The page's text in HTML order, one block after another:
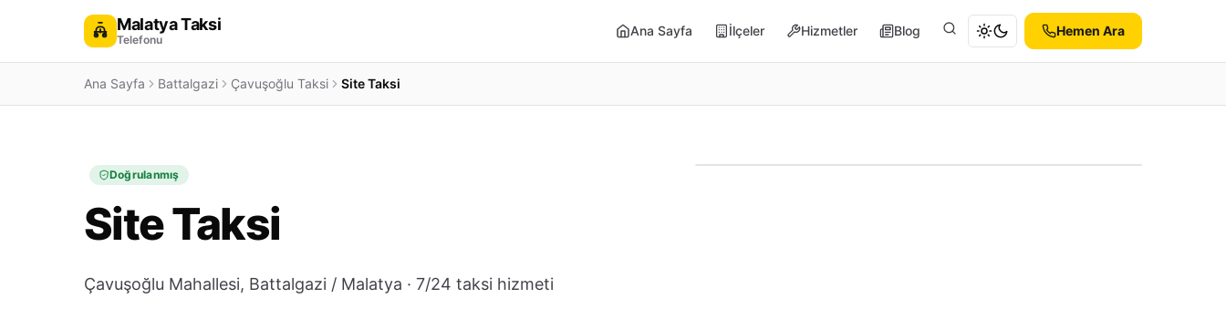
Malatya Taksi
Telefonu
Ana Sayfa İlçeler Hizmetler Blog Ara Hemen Ara
Ana Sayfa Battalgazi Çavuşoğlu Taksi Site Taksi
Doğrulanmış
Site Taksi
Çavuşoğlu Mahallesi, Battalgazi / Malatya · 7/24 taksi hizmeti